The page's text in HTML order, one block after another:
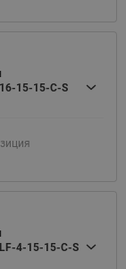
15-15-C-S
4-15-15-C-S